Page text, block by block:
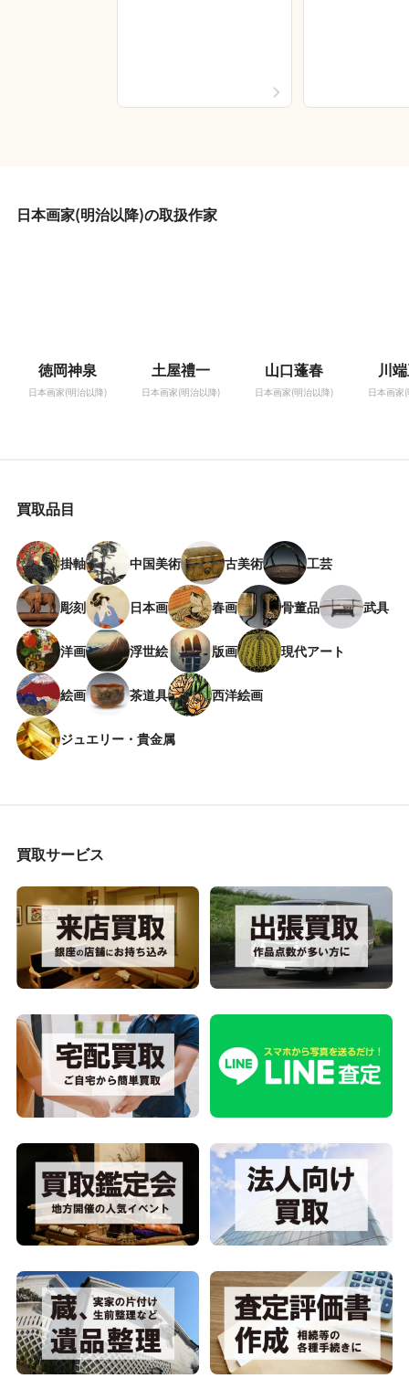
日本画家(明治以降)の取扱作家
徳岡神泉
日本画家(明治以降)
土屋禮一
日本画家(明治以降)
山口蓬春
日本画家(明治以降)
川
日本画家
買取品目
掛軸 中国美術 古美術 工芸
彫刻 日本画 春画 骨董品 武具
洋画 浮世絵 版画 現代アート
絵画 茶道具 西洋絵画
ジュエリー・貴金属
買取サービス